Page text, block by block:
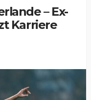
– Ex-
Karriere